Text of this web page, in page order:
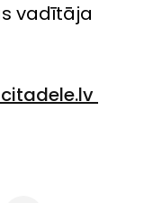
vadītāja